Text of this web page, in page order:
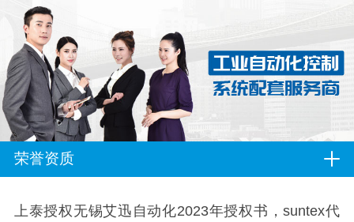
荣誉资质
上泰授权无锡艾迅自动化2023年授权书，suntex代